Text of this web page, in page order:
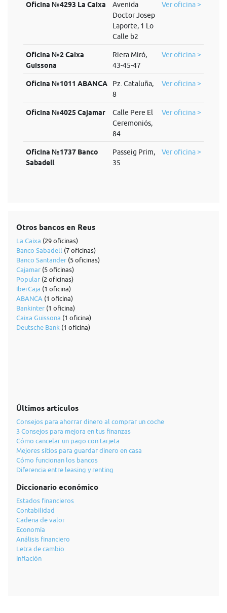
Oficina №4293 La Caixa
Avenida
Doctor Josep
Laporte, 1 Lo
Calle b2
Ver oficina >
Oficina №2 Caixa
Guissona
Riera Miró,
43-45-47
Ver oficina >
Oficina №1011 ABANCA
Pz. Cataluña,
8
Ver oficina >
Oficina №4025 Cajamar
Calle Pere El
Ceremoniós,
84
Ver oficina >
Oficina №1737 Banco
Sabadell
Passeig Prim,
35
Ver oficina >
Otros bancos en Reus
La Caixa (29 oficinas)
Banco Sabadell (7 oficinas)
Banco Santander (5 oficinas)
Cajamar (5 oficinas)
Popular (2 oficinas)
IberCaja (1 oficina)
ABANCA (1 oficina)
Bankinter (1 oficina)
Caixa Guissona (1 oficina)
Deutsche Bank (1 oficina)
Últimos artículos
Consejos para ahorrar dinero al comprar un coche
3 Consejos para mejora en tus finanzas
Cómo cancelar un pago con tarjeta
Mejores sitios para guardar dinero en casa
Cómo funcionan los bancos
Diferencia entre leasing y renting
Diccionario económico
Estados financieros
Contabilidad
Cadena de valor
Economía
Análisis financiero
Letra de cambio
Inflación